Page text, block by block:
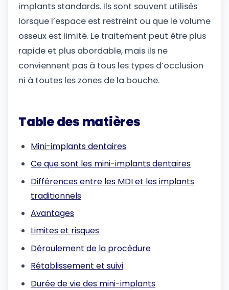
implants standards. Ils sont souvent utilisés
lorsque l’espace est restreint ou que le volume
osseux est limité. Le traitement peut être plus
rapide et plus abordable, mais ils ne
conviennent pas à tous les types d’occlusion
ni à toutes les zones de la bouche.
Table des matières
Mini-implants dentaires
Ce que sont les mini-implants dentaires
Différences entre les MDI et les implants
traditionnels
Avantages
Limites et risques
Déroulement de la procédure
Rétablissement et suivi
Durée de vie des mini-implants